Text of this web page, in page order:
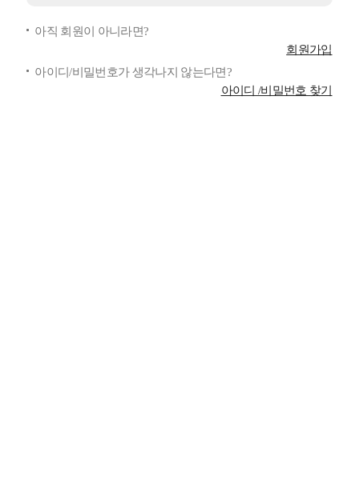
아직 회원이 아니라면?
회원가입
아이디/비밀번호가 생각나지 않는다면?
아이디 /비밀번호 찾기